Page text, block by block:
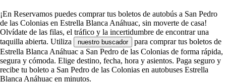
¡En Reservamos puedes comprar tus boletos de autobús a San Pedro
de las Colonias en Estrella Blanca Anáhuac, sin moverte de casa!
Olvídate de las filas, el tráfico y la incertidumbre de encontrar una
taquilla abierta. Utiliza
nuestro buscador
para comprar tus boletos de
Estrella Blanca Anáhuac a San Pedro de las Colonias de forma rápida,
segura y cómoda. Elige destino, fecha, hora y asientos. Paga seguro y
recibe tu boleto a San Pedro de las Colonias en autobuses Estrella
Blanca Anáhuac en minutos.